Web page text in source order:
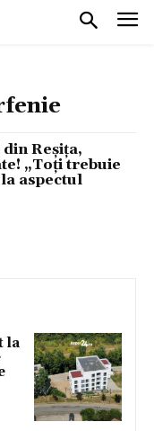
Reșița,
„Toți trebuie
aspectul
la